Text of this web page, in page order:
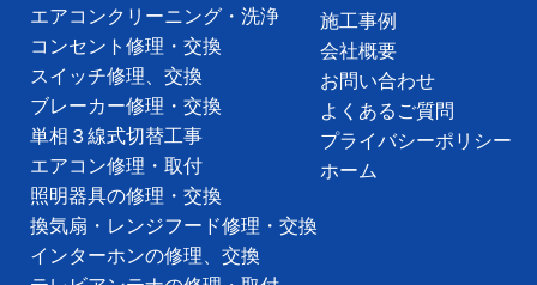
エアコンクリーニング・洗浄
コンセント修理・交換
スイッチ修理、交換
ブレーカー修理・交換
単相３線式切替工事
エアコン修理・取付
照明器具の修理・交換
換気扇・レンジフード修理・交換
インターホンの修理、交換
施工事例
会社概要
お問い合わせ
よくあるご質問
プライバシーポリシー
ホーム